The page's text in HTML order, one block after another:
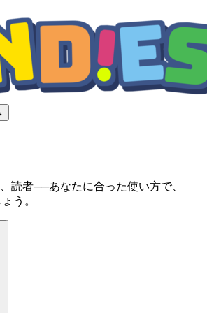
読者──あなたに合った使い方で、
う。